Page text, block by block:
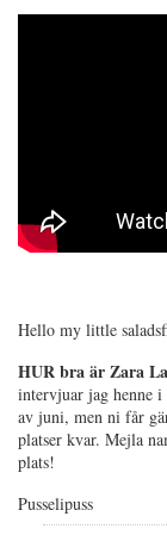
Hello my little
HUR bra är Zara
intervjuar jag henne
av juni, men ni får
platser kvar. Mejla
plats!
Pusselipuss